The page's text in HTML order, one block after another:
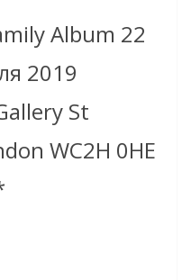
Album 22
2019
St
WC2H 0HE